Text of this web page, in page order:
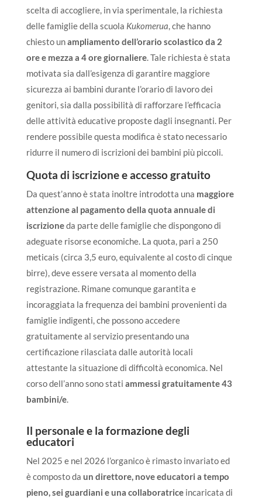
scelta di accogliere, in via sperimentale, la richiesta
delle famiglie della scuola Kukomerua, che hanno
chiesto unampliamento dell’orario scolastico da 2
ore e mezza a 4 ore giornaliere. Tale richiesta è stata
motivata sia dall’esigenza di garantire maggiore
sicurezza ai bambini durante l’orario di lavoro dei
genitori, sia dalla possibilità di rafforzare l’efficacia
delle attività educative proposte dagli insegnanti. Per
rendere possibile questa modifica è stato necessario
ridurre il numero di iscrizioni dei bambini più piccoli.
Quota di iscrizione e accesso gratuito
Da quest’anno è stata inoltre introdotta una maggiore
attenzione al pagamento della quota annuale di
iscrizioneda parte delle famiglie che dispongono di
adeguate risorse economiche. La quota, pari a 250
meticais (circa 3,5 euro, equivalente al costo di cinque
birre), deve essere versata al momento della
registrazione. Rimane comunque garantita e
incoraggiata la frequenza dei bambini provenienti da
famiglie indigenti, che possono accedere
gratuitamente al servizio presentando una
certificazione rilasciata dalle autorità locali
attestante la situazione di difficoltà economica. Nel
corso dell’anno sono stati ammessi gratuitamente 43
bambini/e.
Il personale e la formazione degli
educatori
Nel 2025 e nel 2026 l’organico è rimasto invariato ed
è composto da un direttore, nove educatori a tempo
pieno, sei guardiani e una collaboratriceincaricata di